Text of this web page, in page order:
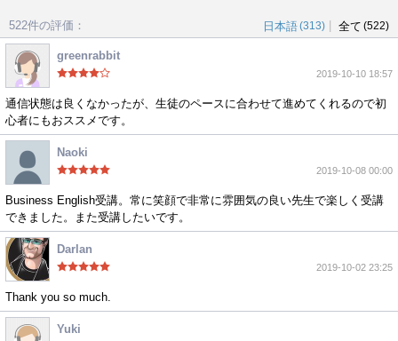
522件の評価： 日本語(313) 全て (522)
greenrabbit
2019-10-10 18:57
通信状態は良くなかったが、生徒のペースに合わせて進めてくれるので初
心者にもおススメです。
Naoki
2019-10-08 00:00
Business English受講。常に笑顔で非常に雰囲気の良い先生で楽しく受講
できました。また受講したいです。
Darlan
2019-10-02 23:25
Thank you so much.
Yuki